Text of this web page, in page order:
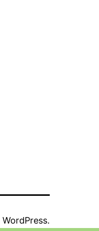
WordPress.